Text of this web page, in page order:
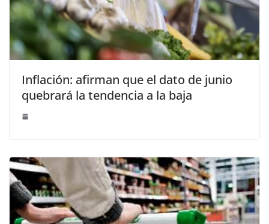
Inflación: afirman que el dato de junio
quebrará la tendencia a la baja